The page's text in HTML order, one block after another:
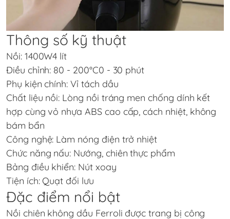
Thông số kỹ thuật
Nồi: 1400W4 lít
Điều chỉnh: 80 - 200°C0 - 30 phút
Phụ kiện chính: Vỉ tách dầu
Chất liệu nồi: Lòng nồi tráng men chống dính kết
hợp cùng vỏ nhựa ABS cao cấp, cách nhiệt, không
bám bẩn
Công nghệ: Làm nóng điện trở nhiệt
Chức năng nấu: Nướng, chiên thực phẩm
Bảng điều khiển: Nút xoay
Tiện ích: Quạt đối lưu
Đặc điểm nổi bật
Nồi chiên không dầu Ferroli được trang bị công